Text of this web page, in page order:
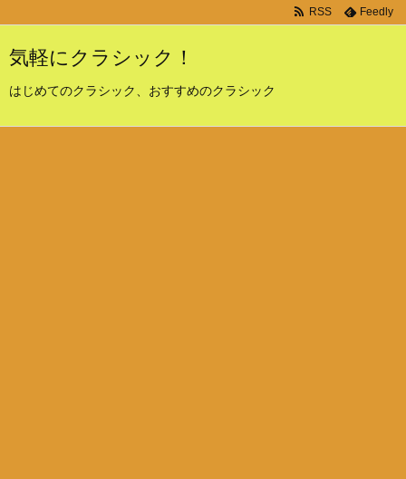
気軽にクラシック！
はじめてのクラシック、おすすめのクラシック
RSS Feedly